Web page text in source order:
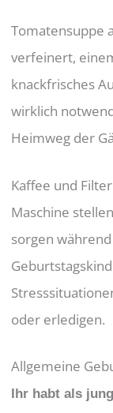
Tomatensuppe
verfeinert,
knackfrisches
wirklich
Heimweg der
Kaffee und
Maschine
sorgen
oder erledigen.
Allgemeine
Ihr habt als